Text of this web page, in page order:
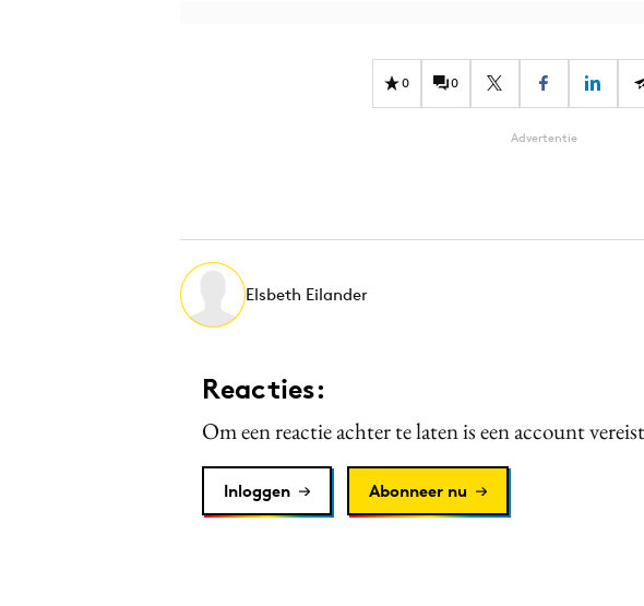
0 0
Advertentie
Elsbeth Eilander
Reacties:
Om een reactie achter te laten is een account
Inloggen Abonneer nu